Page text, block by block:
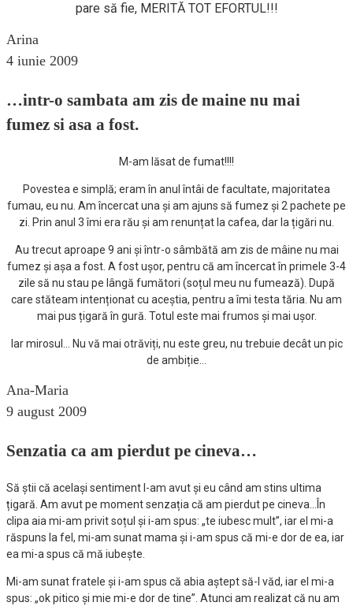
pare să fie, MERITĂ TOT EFORTUL!!!
Arina
4 iunie 2009
…intr-o sambata am zis de maine nu mai
fumez si asa a fost.
M-am lăsat de fumat!!!!
Povestea e simplă; eram în anul întâi de facultate, majoritatea
fumau, eu nu. Am încercat una și am ajuns să fumez și 2 pachete pe
zi. Prin anul 3 îmi era rău și am renunțat la cafea, dar la țigări nu.
Au trecut aproape 9 ani și într-o sâmbătă am zis de mâine nu mai
fumez și așa a fost. A fost ușor, pentru că am încercat în primele 3-4
zile să nu stau pe lângă fumători (soțul meu nu fumează). După
care stăteam intenționat cu aceștia, pentru a îmi testa tăria. Nu am
mai pus țigară în gură. Totul este mai frumos și mai ușor.
Iar mirosul… Nu vă mai otrăviți, nu este greu, nu trebuie decât un pic
de ambiție…
Ana-Maria
9 august 2009
Senzatia ca am pierdut pe cineva…
Să știi că același sentiment l-am avut și eu când am stins ultima
țigară. Am avut pe moment senzația că am pierdut pe cineva…În
clipa aia mi-am privit soțul și i-am spus: „te iubesc mult”, iar el mi-a
răspuns la fel, mi-am sunat mama și i-am spus că mi-e dor de ea, iar
ea mi-a spus că mă iubește.
Mi-am sunat fratele și i-am spus că abia aștept să-l văd, iar el mi-a
spus: „ok pitico și mie mi-e dor de tine”. Atunci am realizat că nu am